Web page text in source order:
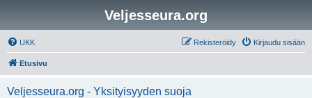
Veljesseura.org
UKK Kirjaudu sisään
Rekisteröidy
Etusivu
Veljesseura.org - Yksityisyyden suoja